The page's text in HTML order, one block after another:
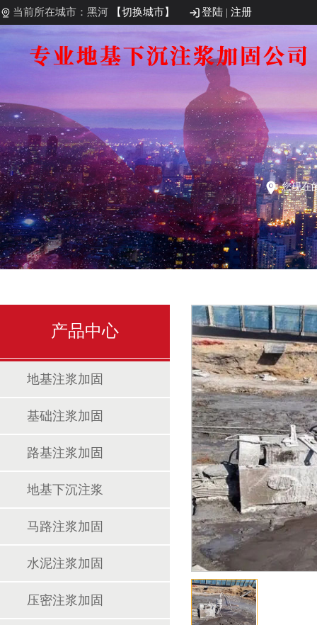
当前所在城市：黑河 【切换城市】 登陆 | 注册
您现在
产品中心
地基注浆加固
基础注浆加固
路基注浆加固
地基下沉注浆
马路注浆加固
水泥注浆加固
压密注浆加固